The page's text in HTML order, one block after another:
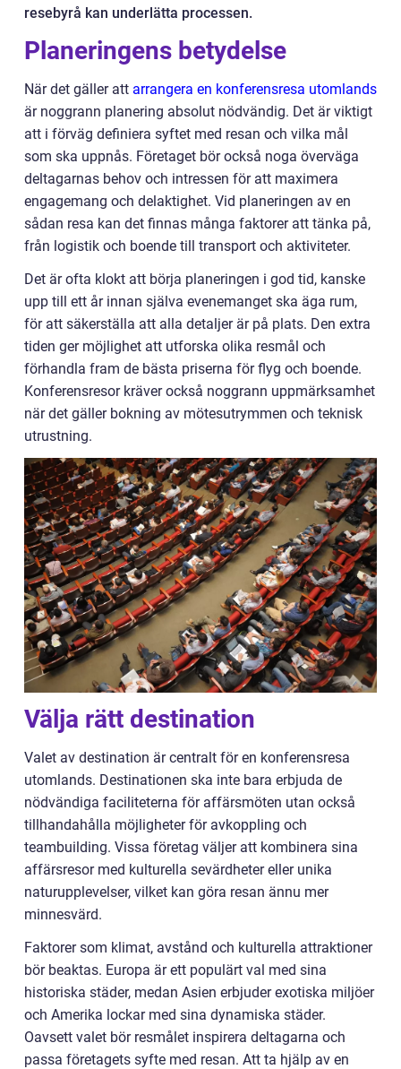
resebyrå kan underlätta processen.
Planeringens betydelse
När det gäller att arrangera en konferensresa utomlands
är noggrann planering absolut nödvändig. Det är viktigt
att i förväg definiera syftet med resan och vilka mål
som ska uppnås. Företaget bör också noga överväga
deltagarnas behov och intressen för att maximera
engagemang och delaktighet. Vid planeringen av en
sådan resa kan det finnas många faktorer att tänka på,
från logistik och boende till transport och aktiviteter.
Det är ofta klokt att börja planeringen i god tid, kanske
upp till ett år innan själva evenemanget ska äga rum,
för att säkerställa att alla detaljer är på plats. Den extra
tiden ger möjlighet att utforska olika resmål och
förhandla fram de bästa priserna för flyg och boende.
Konferensresor kräver också noggrann uppmärksamhet
när det gäller bokning av mötesutrymmen och teknisk
utrustning.
Välja rätt destination
Valet av destination är centralt för en konferensresa
utomlands. Destinationen ska inte bara erbjuda de
nödvändiga faciliteterna för affärsmöten utan också
tillhandahålla möjligheter för avkoppling och
teambuilding. Vissa företag väljer att kombinera sina
affärsresor med kulturella sevärdheter eller unika
naturupplevelser, vilket kan göra resan ännu mer
minnesvärd.
Faktorer som klimat, avstånd och kulturella attraktioner
bör beaktas. Europa är ett populärt val med sina
historiska städer, medan Asien erbjuder exotiska miljöer
och Amerika lockar med sina dynamiska städer.
Oavsett valet bör resmålet inspirera deltagarna och
passa företagets syfte med resan. Att ta hjälp av en